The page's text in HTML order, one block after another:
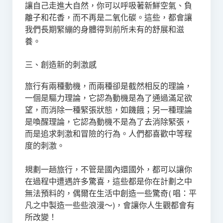
讓自己走進大自然，你可以呼吸著新鮮空氣、負
離子和花香，而不再是二氧化碳。這些，都會讓
我們長期緊繃的身體得到前所未有的舒展和滋
養。
三、創造新的刺激感
旅行有兩種動機，而兩種卻是截然相反的理論，
一個是驅力理論，它認為動機是為了通過滿足欲
望，而消除一種緊張狀態，如饑餓；另一種理論
是喚醒理論，它認為動機不是為了去消除緊張，
而是追求刺激和冒險的行為。人們都喜歡中等程
度的刺激。
規劃一趟旅行，不管是國內還國外，都可以讓你
在過程中遭遇許多驚喜，這些都是你在計劃之中
無法預料的，偶爾在生活中創造一些驚奇( 唱：平
凡之中製造一些些浪漫～)，會讓你人生觀都會有
所改變！